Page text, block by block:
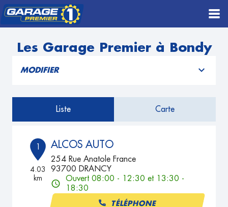
Les Garage Premier à Bondy
MODIFIER
Liste Carte
1
4.03
km
ALCOS AUTO
254 Rue Anatole France
93700 DRANCY
Ouvert 08:00 - 12:30 et 13:30 -
18:30
TÉLÉPHONE